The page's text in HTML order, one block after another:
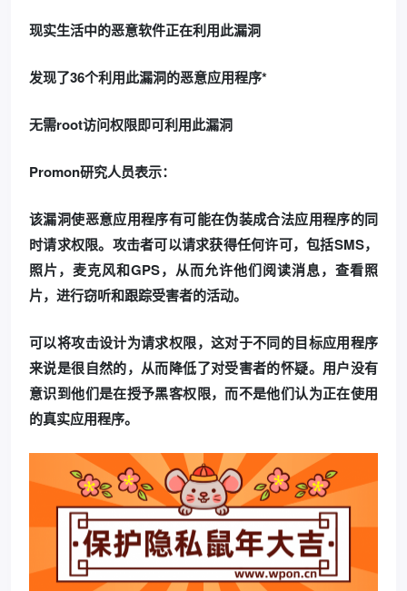
现实生活中的恶意软件正在利用此漏洞
发现了36个利用此漏洞的恶意应用程序*
无需root访问权限即可利用此漏洞
Promon研究人员表示：
该漏洞使恶意应用程序有可能在伪装成合法应用程序的同
时请求权限。 攻击者可以请求获得任何许可，包括SMS，
照片，麦克风和GPS，从而允许他们阅读消息，查看照
片，进行窃听和跟踪受害者的活动。
可以将攻击设计为请求权限，这对于不同的目标应用程序
来说是很自然的，从而降低了对受害者的怀疑。 用户没有
意识到他们是在授予黑客权限，而不是他们认为正在使用
的真实应用程序。